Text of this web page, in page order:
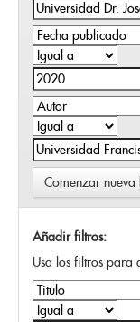
Comenzar nueva
Añadir filtros:
Usa los filtros para